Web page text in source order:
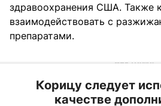
здравоохранения США. Также
взаимодействовать с
препаратами.
Корицу следует
качестве